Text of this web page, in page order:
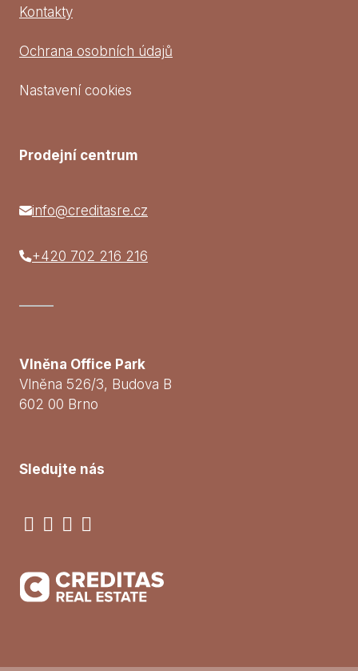
Kontakty
Ochrana osobních údajů
Nastavení cookies
Prodejní centrum
info@creditasre.cz
+420 702 216 216
Vlněna Office Park
Vlněna 526/3, Budova B
602 00 Brno
Sledujte nás